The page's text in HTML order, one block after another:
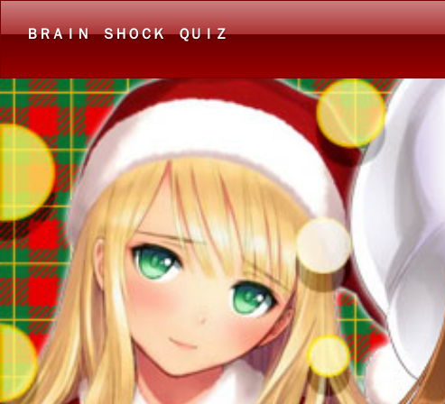
ＢＲＡＩＮ ＳＨＯＣＫ ＱＵＩＺ